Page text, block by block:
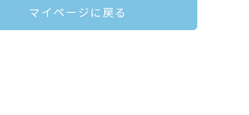
マイページに戻る